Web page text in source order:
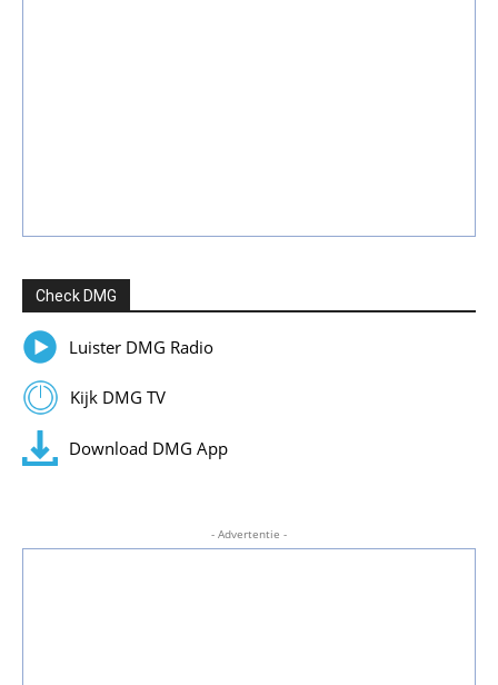
Check DMG
Luister DMG Radio
Kijk DMG TV
Download DMG App
- Advertentie -